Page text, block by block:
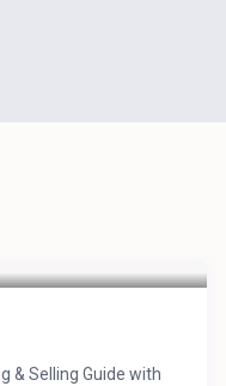
& Selling Guide with